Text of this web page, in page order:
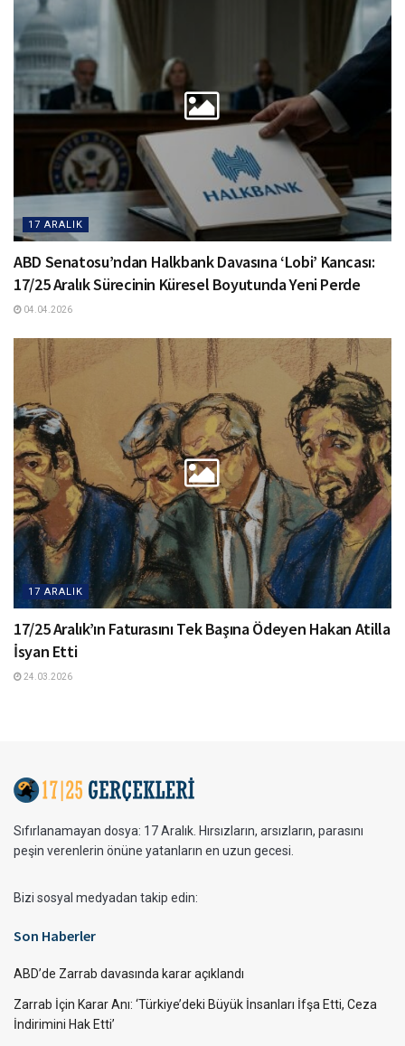
17 ARALIK
ABD Senatosu’ndan Halkbank Davasına ‘Lobi’ Kancası:
17/25 Aralık Sürecinin Küresel Boyutunda Yeni Perde
04.04.2026
17 ARALIK
17/25 Aralık’ın Faturasını Tek Başına Ödeyen Hakan Atilla
İsyan Etti
24.03.2026
Sıfırlanamayan dosya: 17 Aralık. Hırsızların, arsızların, parasını
peşin verenlerin önüne yatanların en uzun gecesi.
Bizi sosyal medyadan takip edin:
Son Haberler
ABD’de Zarrab davasında karar açıklandı
Zarrab İçin Karar Anı: ‘Türkiye’deki Büyük İnsanları İfşa Etti, Ceza
İndirimini Hak Etti’